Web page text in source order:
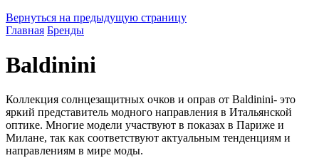
Вернуться на предыдущую страницу
Главная Бренды
Baldinini
Коллекция солнцезащитных очков и оправ от Baldinini- это
яркий представитель модного направления в Итальянской
оптике. Многие модели участвуют в показах в Париже и
Милане, так как соответствуют актуальным тенденциям и
направлениям в мире моды.